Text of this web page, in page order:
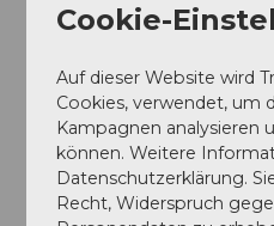
Veranstaltung
Essen und Trinken
Veranstaltungsort
Cookie-
Auf dieser Website wird
Cookies, verwendet, um
Kampagnen analysieren
können. Weitere
Datenschutzerklärung.
Recht, Widerspruch